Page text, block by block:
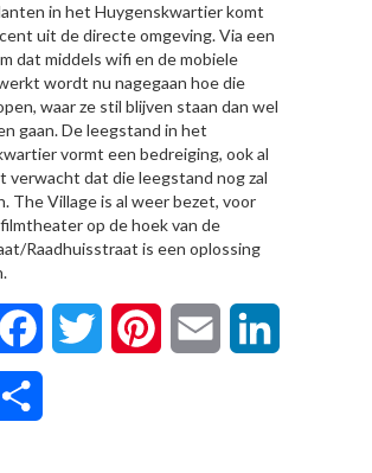
in het Huygenskwartier komt
uit de directe omgeving. Via een
dat middels wifi en de mobiele
wordt nu nagegaan hoe die
waar ze stil blijven staan dan wel
gaan. De leegstand in het
vormt een bedreiging, ook al
verwacht dat die leegstand nog zal
The Village is al weer bezet, voor
op de hoek van de
Raadhuisstraat is een oplossing
FacebookTwitter Pinterest Email